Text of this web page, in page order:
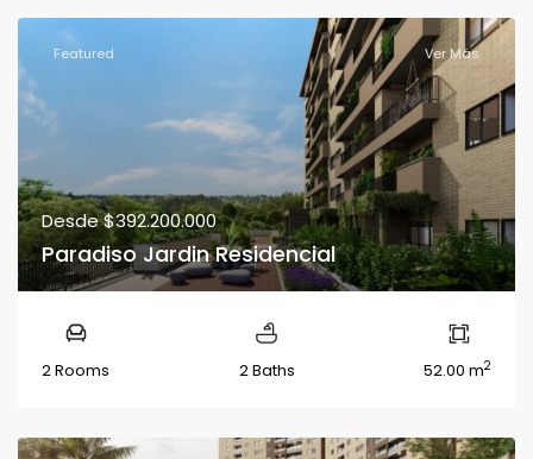
Featured Ver Más
Desde$392.200.000
Paradiso Jardin Residencial
2 Rooms 2 Baths 52.00 m2